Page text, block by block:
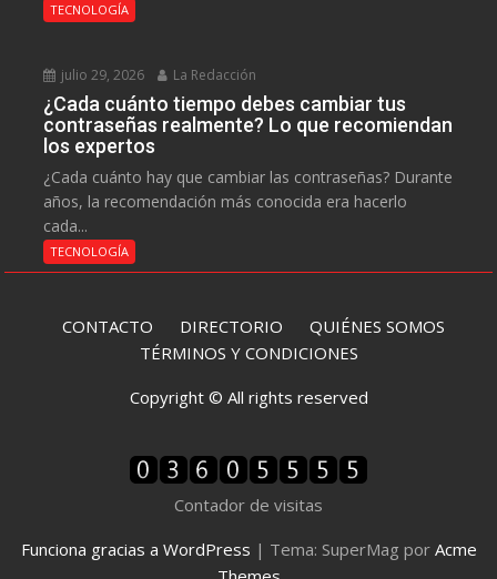
TECNOLOGÍA
julio 29, 2026 La Redacción
¿Cada cuánto tiempo debes cambiar tus
contraseñas realmente? Lo que recomiendan
los expertos
¿Cada cuánto hay que cambiar las contraseñas? Durante
años, la recomendación más conocida era hacerlo
cada...
TECNOLOGÍA
CONTACTO DIRECTORIO QUIÉNES SOMOS
TÉRMINOS Y CONDICIONES
Copyright © All rights reserved
Contador de visitas
Funciona gracias a WordPress | Tema: SuperMag por Acme